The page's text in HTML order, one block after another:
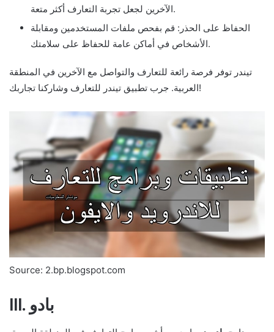
الآخرين لجعل تجربة التعارف أكثر متعة.
الحفاظ على الحذر: قم بفحص ملفات المستخدمين ومقابلة
الأشخاص في أماكن عامة للحفاظ على سلامتك.
تيندر توفر فرصة رائعة للتعارف والتواصل مع الآخرين في المنطقة
العربية. جرب تطبيق تيندر للتعارف وشاركنا تجاربك!
Source: 2.bp.blogspot.com
III. بادو